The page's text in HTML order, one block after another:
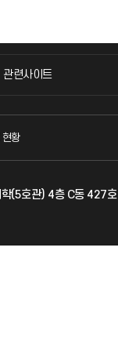
관련사이트
관련사이트
국방헬프콜
산학협력단
현황
(5호관) 4층 C동 427호